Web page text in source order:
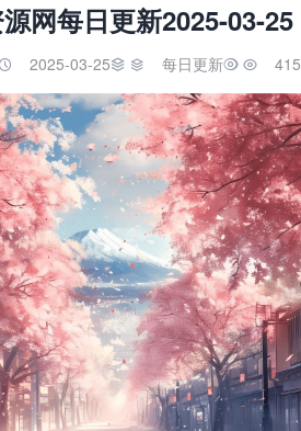
网每日更新2025-03-25
 2025-03-25  每日更新  415